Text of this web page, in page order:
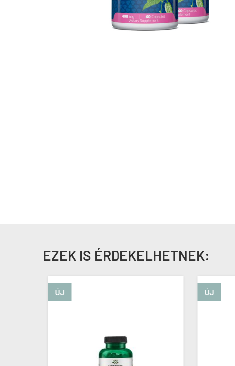
EZEK IS ÉRDEKELHETNEK:
ÚJ ÚJ